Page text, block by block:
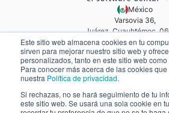
Este sitio web almacena cookies en tu
sirven para mejorar nuestro sitio web y
personalizados, tanto en este sitio web
Para conocer más acerca de las cookies
nuestra Política de privacidad.
Si rechazas, no se hará seguimiento de tu
este sitio web. Se usará una sola cookie en
México
Varsovia 36,
Juárez, Cuauhtémoc,
CDMX, México.
Una marca de
Términos y
Acuerdo de procesamiento
Política General de Seguridad de